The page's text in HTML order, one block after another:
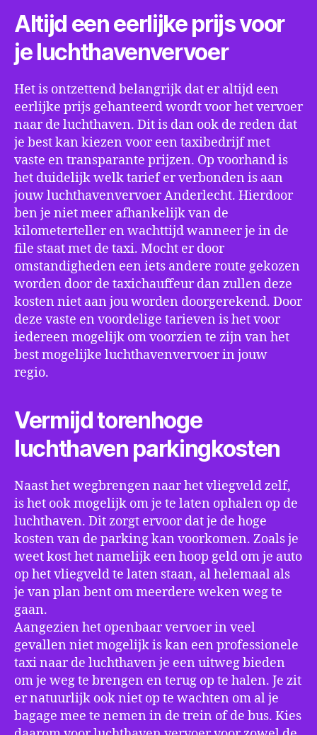
Altijd een eerlijke prijs voor
je luchthavenvervoer
Het is ontzettend belangrijk dat er altijd een
eerlijke prijs gehanteerd wordt voor het vervoer
naar de luchthaven. Dit is dan ook de reden dat
je best kan kiezen voor een taxibedrijf met
vaste en transparante prijzen. Op voorhand is
het duidelijk welk tarief er verbonden is aan
jouw luchthavenvervoer Anderlecht. Hierdoor
ben je niet meer afhankelijk van de
kilometerteller en wachttijd wanneer je in de
file staat met de taxi. Mocht er door
omstandigheden een iets andere route gekozen
worden door de taxichauffeur dan zullen deze
kosten niet aan jou worden doorgerekend. Door
deze vaste en voordelige tarieven is het voor
iedereen mogelijk om voorzien te zijn van het
best mogelijke luchthavenvervoer in jouw
regio.
Vermijd torenhoge
luchthaven parkingkosten
Naast het wegbrengen naar het vliegveld zelf,
is het ook mogelijk om je te laten ophalen op de
luchthaven. Dit zorgt ervoor dat je de hoge
kosten van de parking kan voorkomen. Zoals je
weet kost het namelijk een hoop geld om je auto
op het vliegveld te laten staan, al helemaal als
je van plan bent om meerdere weken weg te
gaan.
Aangezien het openbaar vervoer in veel
gevallen niet mogelijk is kan een professionele
taxi naar de luchthaven je een uitweg bieden
om je weg te brengen en terug op te halen. Je zit
er natuurlijk ook niet op te wachten om al je
bagage mee te nemen in de trein of de bus. Kies